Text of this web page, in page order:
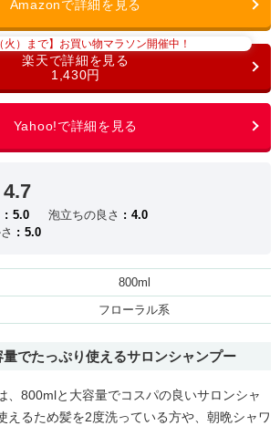
火）まで】お買い物マラソン開催中！
1,430円
4.7
5.0 泡立ちの良さ
4.0
5.0
800ml
フローラル系
でたっぷり使えるサロンシャンプー
、800mlと大容量でコスパの良いサロンシャ
えるため髪を2度洗っている方や、朝晩シャワ